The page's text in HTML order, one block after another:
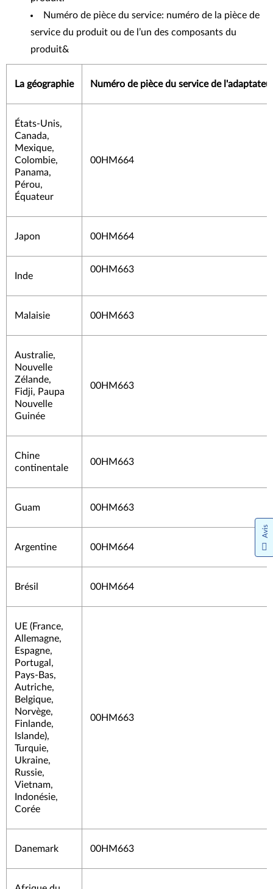
Numéro de pièce du service: numéro de la pièce de
service du produit ou de l’un des composants du
produit&
La géographie Numéro de pièce du service de
États-Unis,
Canada,
Mexique,
Colombie,
Panama,
Pérou,
Équateur
00HM664
Japon 00HM664
Inde
00HM663
Malaisie 00HM663
Australie,
Nouvelle
Zélande,
Fidji, Paupa
Nouvelle
Guinée
00HM663
Chine
continentale
00HM663
Guam 00HM663
Argentine 00HM664
Brésil 00HM664
UE (France,
Allemagne,
Espagne,
Portugal,
Pays-Bas,
Autriche,
Belgique,
Norvège,
Finlande,
Islande),
Turquie,
Ukraine,
Russie,
Vietnam,
Indonésie,
Corée
00HM663
Danemark 00HM663
Avis